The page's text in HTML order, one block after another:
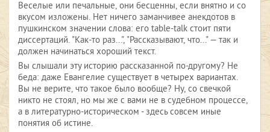
Веселые или печальные, они бесценны, если внятно и со
вкусом изложены. Нет ничего заманчивее анекдотов в
пушкинском значении слова: его table-talk стоит пяти
диссертаций. "Как-то раз...", "Рассказывают, что..." — так и
должен начинаться хороший текст.
Вы слышали эту историю рассказанной по-другому? Не
беда: даже Евангелие существует в четырех вариантах.
Вы не верите, что такое было вообще? Ну, со свечкой
никто не стоял, но мы же с вами не в судебном процессе,
а в литературно-историческом - здесь совсем иные
понятия об истине.